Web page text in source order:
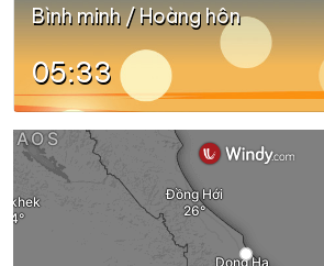
Bình minh / Hoàng hôn
05:33